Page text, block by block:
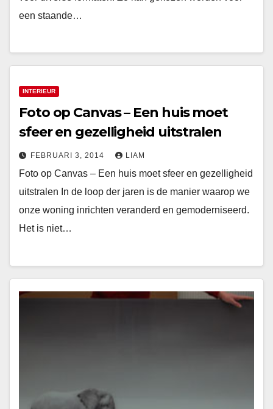
een staande…
INTERIEUR
Foto op Canvas – Een huis moet
sfeer en gezelligheid uitstralen
FEBRUARI 3, 2014 LIAM
Foto op Canvas – Een huis moet sfeer en gezelligheid
uitstralen In de loop der jaren is de manier waarop we
onze woning inrichten veranderd en gemoderniseerd.
Het is niet…